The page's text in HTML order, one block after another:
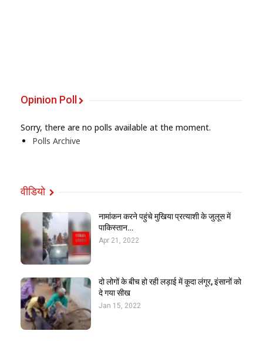
Opinion Poll
Sorry, there are no polls available at the moment.
Polls Archive
वीडियो
नामांकन करने पहुंचे मुखिया प्रत्याशी के जुलूस में
पाकिस्तान…
Apr 21, 2022
दो लोगों के बीच हो रही लड़ाई में कूदा लंगूर, इंसानों को
दे गया सीख
Jan 15, 2022